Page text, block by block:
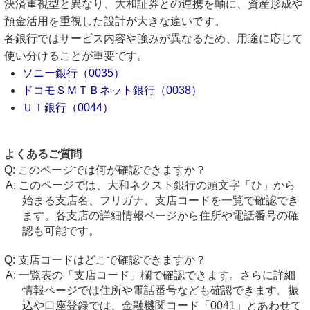
決済重視型と異なり、大和証券との連携を軸に、資産形成や
預金活用を重視した設計が大きな違いです。
各銀行ではサービス内容や強みが異なるため、用途に応じて
使い分けることが重要です。
ソニー銀行（0035）
ドコモＳＭＴＢネット銀行（0038）
ＵＩ銀行（0044）
よくあるご質問
このページでは何が確認できますか？
このページでは、大和ネクスト銀行の頭文字「ひ」から
始まる支店名、フリガナ、支店コードを一覧で確認でき
ます。各支店の詳細情報ページから住所や電話番号の確
認も可能です。
支店コードはどこで確認できますか？
一覧表の「支店コード」欄で確認できます。さらに詳細
情報ページでは住所や電話番号なども確認できます。振
込や口座登録では、金融機関コード「0041」とあわせて